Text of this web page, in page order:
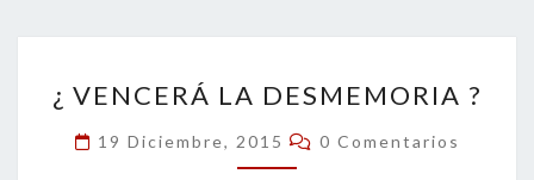
VENCERÁ
LA
DESMEMORIA
¿ VENCERÁ LA DESMEMORIA ?
19 Diciembre, 2015 Comentarios
0 Comentarios